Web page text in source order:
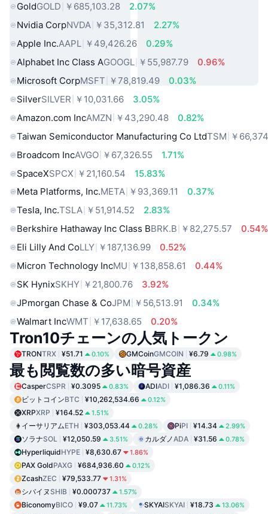
GoldGOLD ￥685,103.28
2.07%
Nvidia CorpNVDA ￥35,312.81
2.27%
Apple Inc.AAPL ￥49,426.26
0.29%
Alphabet Inc Class AGOOGL ￥55,987.79
0.96%
Microsoft CorpMSFT ￥78,819.49
0.03%
SilverSILVER ￥10,031.66
3.05%
Amazon.com IncAMZN ￥43,290.48
0.82%
Taiwan Semiconductor Manufacturing Co LtdTSM ￥
Broadcom IncAVGO ￥67,326.55
1.71%
SpaceXSPCX ￥21,160.54
15.83%
Meta Platforms, Inc.META ￥93,369.11
0.37%
Tesla, Inc.TSLA ￥51,914.52
2.83%
Berkshire Hathaway Inc Class BBRK.B ￥82,275.57
0.54%
Eli Lilly And CoLLY ￥187,136.99
0.52%
Micron Technology IncMU ￥138,858.61
0.44%
SK HynixSKHY ￥21,800.76
3.92%
JPmorgan Chase & CoJPM ￥56,513.91
0.34%
Walmart IncWMT ￥17,638.65 0.20%
Tron10チェーンの人気トークン
TRONTRX ¥51.71 0.10% GMCoinGMCOIN ¥6.79 0.98%
最も閲覧数の多い暗号資産
CasperCSPR ¥0.3095 0.83% ADIADI ¥1,086.36 0.11%
ビットコインBTC ¥10,262,534.66 0.12%
XRPXRP ¥164.52 1.51%
イーサリアムETH ¥303,053.44 0.28% PiPI ¥14.34 2.99%
ソラナSOL ¥12,050.59 3.51% カルダノADA ¥31.56 0.78%
HyperliquidHYPE ¥8,630.67 1.86%
PAX GoldPAXG ¥684,936.60 0.12%
ZcashZEC ¥79,533.77 1.31%
シバイヌ SHIB ¥0.000737 1.57%
BiconomyBICO ¥9.07 11.73% SKYAISKYAI ¥18.73 13.06%